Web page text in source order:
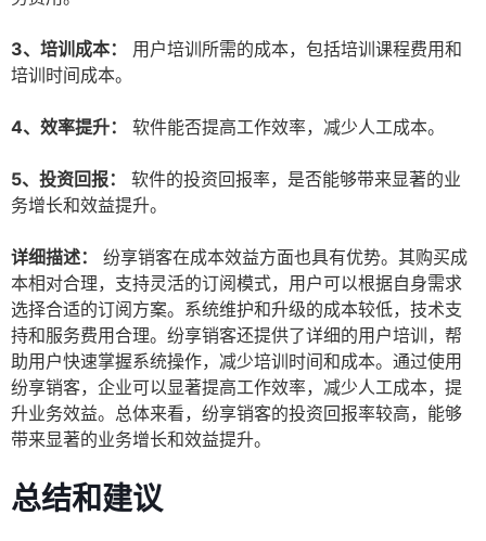
3、培训成本：
用户培训所需的成本，包括培训课程费用和
培训时间成本。
4、效率提升： 软件能否提高工作效率，减少人工成本。
5、投资回报：
软件的投资回报率，是否能够带来显著的业
务增长和效益提升。
详细描述：
纷享销客在成本效益方面也具有优势。其购买成
本相对合理，支持灵活的订阅模式，用户可以根据自身需求
选择合适的订阅方案。系统维护和升级的成本较低，技术支
持和服务费用合理。纷享销客还提供了详细的用户培训，帮
助用户快速掌握系统操作，减少培训时间和成本。通过使用
纷享销客，企业可以显著提高工作效率，减少人工成本，提
升业务效益。总体来看，纷享销客的投资回报率较高，能够
带来显著的业务增长和效益提升。
总结和建议